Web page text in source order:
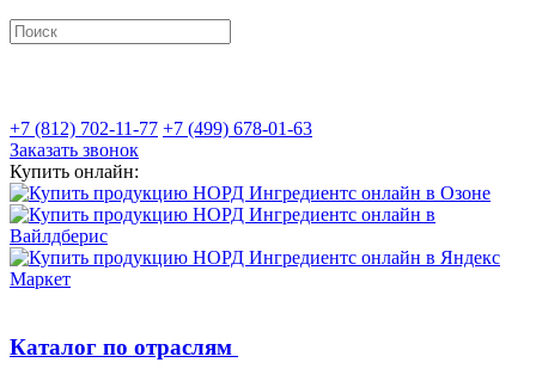
+7 (812) 702-11-77 +7 (499) 678-01-63
Заказать звонок
Купить онлайн:
Каталог по отраслям